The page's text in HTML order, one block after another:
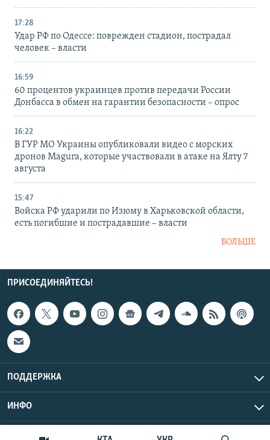
17:28
Удар РФ по Одессе: поврежден стадион, пострадал
человек – власти
16:59
60 процентов украинцев против передачи России
Донбасса в обмен на гарантии безопасности – опрос
16:22
В ГУР МО Украины опубликовали видео с морских
дронов Magura, которые участвовали в атаке на Ялту 7
августа
15:47
Войска РФ ударили по Изюму в Харьковской области,
есть погибшие и пострадавшие – власти
БОЛЬШЕ
ПРИСОЕДИНЯЙТЕСЬ!
ПОДДЕРЖКА
ИНФО
Copyright Крым.Реалии, 2026 | Все права защищены.
UTC+3